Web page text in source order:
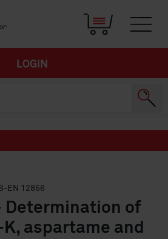
LOGIN
EN 12856
Determination of
aspartame and